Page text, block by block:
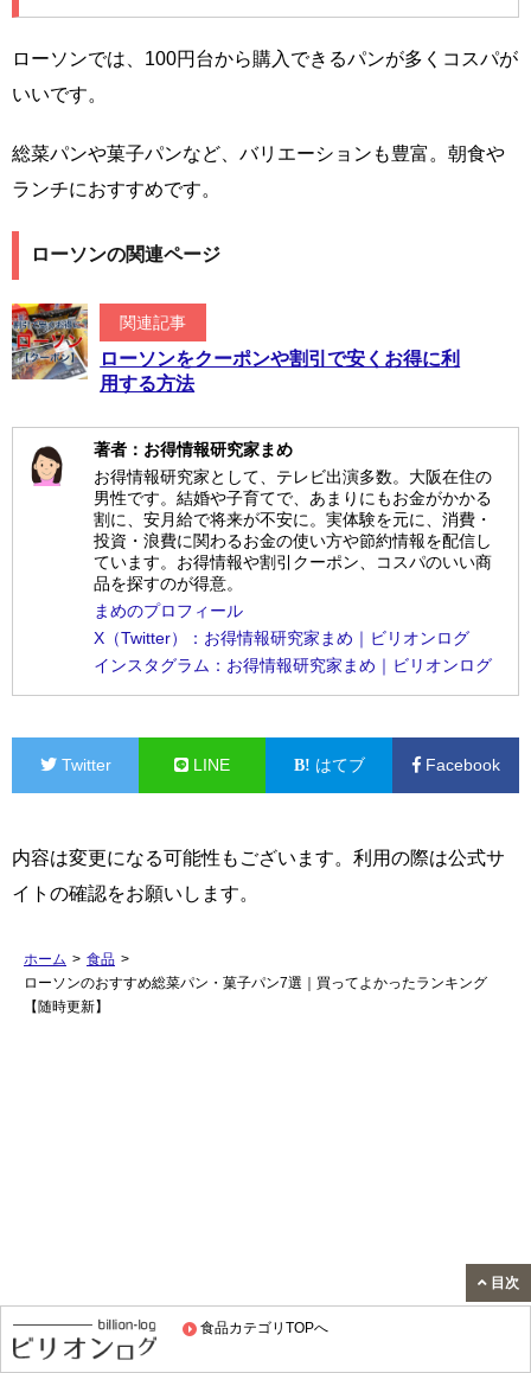
食品カテゴリTOPへ
ローソンでは、100円台から購入できるパンが多くコスパが
いいです。
総菜パンや菓子パンなど、バリエーションも豊富。朝食や
ランチにおすすめです。
ローソンの関連ページ
関連記事
ローソンをクーポンや割引で安くお得に利
用する方法
著者：お得情報研究家まめ
お得情報研究家として、テレビ出演多数。大阪在住の
男性です。結婚や子育てで、あまりにもお金がかかる
割に、安月給で将来が不安に。実体験を元に、消費・
投資・浪費に関わるお金の使い方や節約情報を配信し
ています。お得情報や割引クーポン、コスパのいい商
品を探すのが得意。
まめのプロフィール
X（Twitter）：お得情報研究家まめ｜ビリオンログ
インスタグラム：お得情報研究家まめ｜ビリオンログ
Twitter LINE はてブ Facebook
内容は変更になる可能性もございます。利用の際は公式サ
イトの確認をお願いします。
ホーム > 食品 >
ローソンのおすすめ総菜パン・菓子パン7選｜買ってよかったランキング
【随時更新】
スポンサードリンク
目次